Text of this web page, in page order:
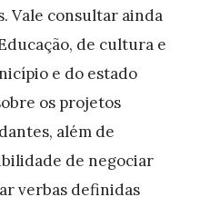
Vale consultar ainda
de cultura e
e do estado
os projetos
além de
de negociar
verbas definidas